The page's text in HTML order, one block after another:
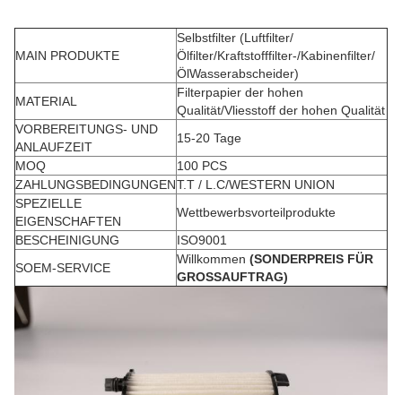
MAIN PRODUKTE
Selbstfilter (Luftfilter/
Ölfilter/Kraftstofffilter-/Kabinenfilter/
ÖlWasserabscheider)
MATERIAL
Filterpapier der hohen
Qualität/Vliesstoff der hohen Qualität
VORBEREITUNGS- UND
ANLAUFZEIT
15-20 Tage
MOQ
100 PCS
ZAHLUNGSBEDINGUNGENT.T / L.C/WESTERN UNION
SPEZIELLE
EIGENSCHAFTEN
Wettbewerbsvorteilprodukte
BESCHEINIGUNG
ISO9001
SOEM-SERVICE
Willkommen (SONDERPREIS FÜR
GROSSAUFTRAG)